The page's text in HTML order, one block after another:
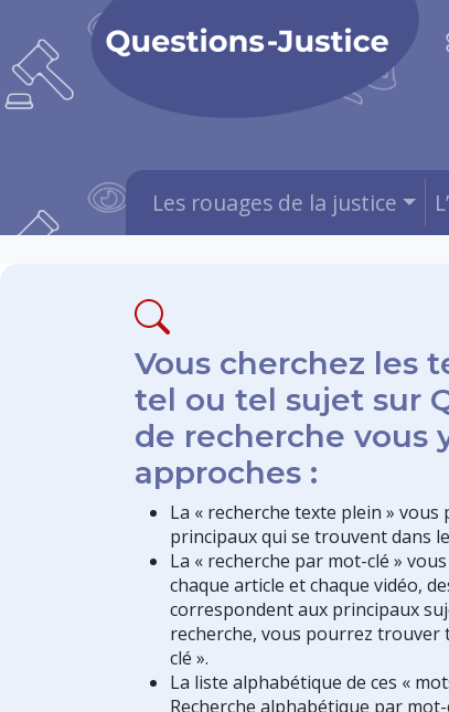
Les rouages de la justice
Vous cherchez les
tel ou tel sujet sur
de recherche vous
approches :
La « recherche texte plein »
principaux qui se trouvent dans
La « recherche par mot-clé »
chaque article et chaque vidéo,
correspondent aux principaux
recherche, vous pourrez trouver
clé ».
La liste alphabétique de ces «
Recherche alphabétique par